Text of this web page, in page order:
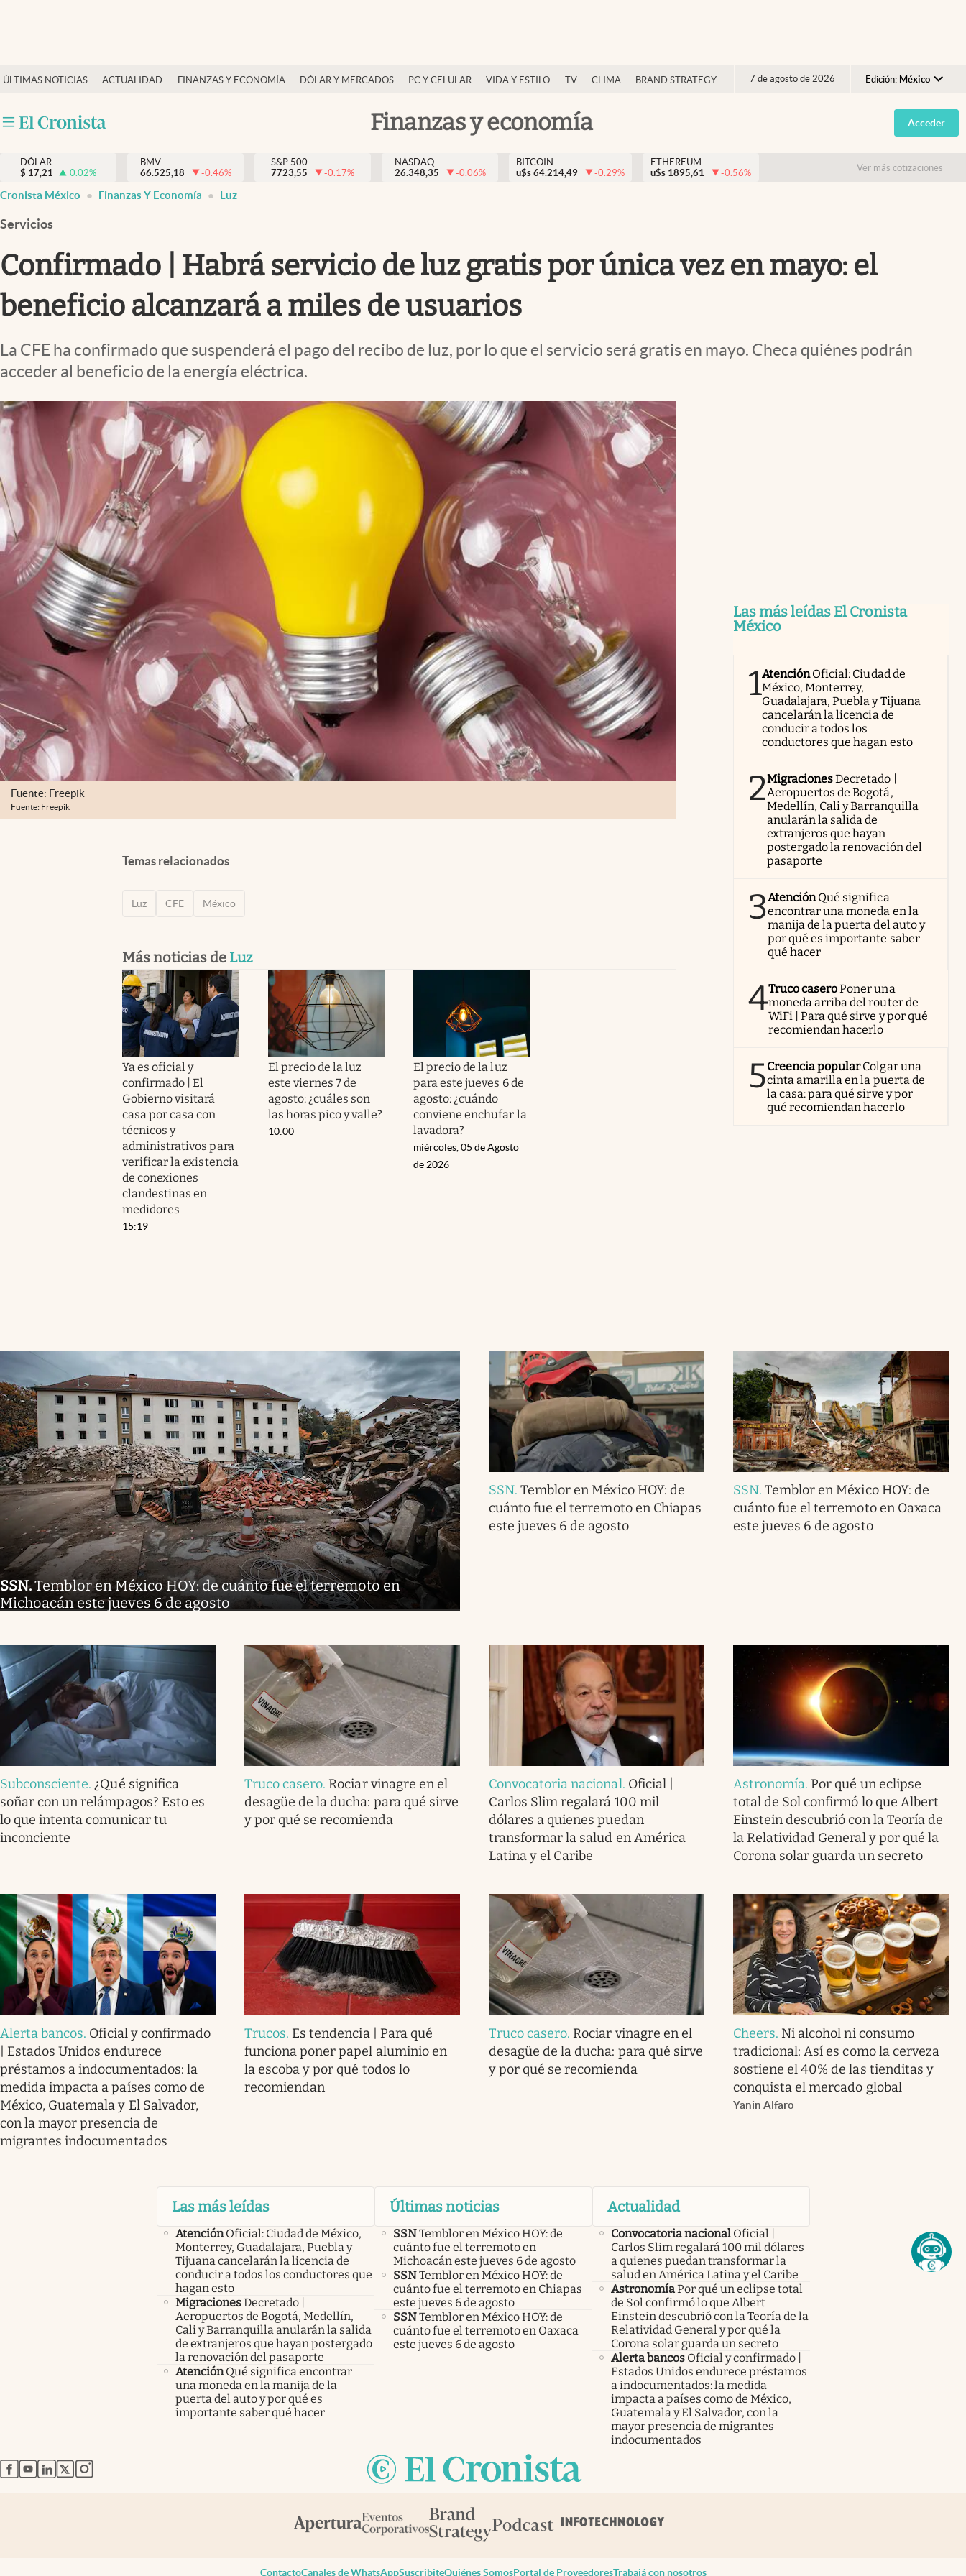
ÚLTIMAS NOTICIAS ACTUALIDAD FINANZAS Y ECONOMÍA DÓLAR Y MERCADOS PC Y CELULAR VIDA Y ESTILO TV CLIMA BRAND STRATEGY 7 de agosto de 2026 Edición: México
Argentina
España
USA
Finanzas y economía
Actualidad
Internacionales
Opinión
Brand Strategy
Vida y estilo
Tv
Espiritualidad
abre en nueva pestaña
Acceder
DÓLAR
$ 17,21 0.02%
BMV
66.525,18
-0.46%
S&P 500
7723,55
-0.17%
NASDAQ
26.348,35
-0.06%
BITCOIN
u$s 64.214,49 -0.29%
ETHEREUM
u$s 1895,61 -0.56% Ver más cotizaciones
Cronista México Finanzas Y Economía Luz
Servicios
Confirmado | Habrá servicio de luz gratis por única vez en mayo: el
beneficio alcanzará a miles de usuarios
La CFE ha confirmado que suspenderá el pago del recibo de luz, por lo que el servicio será gratis en mayo. Checa quiénes podrán
acceder al beneficio de la energía eléctrica.
Fuente: Freepik
Fuente: Freepik
Temas relacionados
Luz CFE México
Más noticias de Luz
Ya es oficial y
confirmado | El
Gobierno visitará
casa por casa con
técnicos y
administrativos para
verificar la existencia
de conexiones
clandestinas en
medidores
15:19
El precio de la luz
este viernes 7 de
agosto: ¿cuáles son
las horas pico y valle?
10:00
El precio de la luz
para este jueves 6 de
agosto: ¿cuándo
conviene enchufar la
lavadora?
miércoles, 05 de Agosto
de 2026
Las más leídas El Cronista
México
1AtenciónOficial: Ciudad de
México, Monterrey,
Guadalajara, Puebla y Tijuana
cancelarán la licencia de
conducir a todos los
conductores que hagan esto
2MigracionesDecretado |
Aeropuertos de Bogotá,
Medellín, Cali y Barranquilla
anularán la salida de
extranjeros que hayan
postergado la renovación del
pasaporte
3AtenciónQué significa
encontrar una moneda en la
manija de la puerta del auto y
por qué es importante saber
qué hacer
4Truco caseroPoner una
moneda arriba del router de
WiFi | Para qué sirve y por qué
recomiendan hacerlo
5Creencia popularColgar una
cinta amarilla en la puerta de
la casa: para qué sirve y por
qué recomiendan hacerlo
SSN.Temblor en México HOY: de cuánto fue el terremoto en
Michoacán este jueves 6 de agosto
SSN.Temblor en México HOY: de
cuánto fue el terremoto en Chiapas
este jueves 6 de agosto
SSN.Temblor en México HOY: de
cuánto fue el terremoto en Oaxaca
este jueves 6 de agosto
Subconsciente. ¿Qué significa
soñar con un relámpagos? Esto es
lo que intenta comunicar tu
inconciente
Truco casero. Rociar vinagre en el
desagüe de la ducha: para qué sirve
y por qué se recomienda
Convocatoria nacional. Oficial |
Carlos Slim regalará 100 mil
dólares a quienes puedan
transformar la salud en América
Latina y el Caribe
Astronomía. Por qué un eclipse
total de Sol confirmó lo que Albert
Einstein descubrió con la Teoría de
la Relatividad General y por qué la
Corona solar guarda un secreto
Alerta bancos. Oficial y confirmado
| Estados Unidos endurece
préstamos a indocumentados: la
medida impacta a países como de
México, Guatemala y El Salvador,
con la mayor presencia de
migrantes indocumentados
Trucos. Es tendencia | Para qué
funciona poner papel aluminio en
la escoba y por qué todos lo
recomiendan
Truco casero. Rociar vinagre en el
desagüe de la ducha: para qué sirve
y por qué se recomienda
Cheers. Ni alcohol ni consumo
tradicional: Así es como la cerveza
sostiene el 40% de las tienditas y
conquista el mercado global
Yanin Alfaro
Las más leídas
Atención Oficial: Ciudad de México,
Monterrey, Guadalajara, Puebla y
Tijuana cancelarán la licencia de
conducir a todos los conductores que
hagan esto
MigracionesDecretado |
Aeropuertos de Bogotá, Medellín,
Cali y Barranquilla anularán la salida
de extranjeros que hayan postergado
la renovación del pasaporte
Atención Qué significa encontrar
una moneda en la manija de la
puerta del auto y por qué es
importante saber qué hacer
Últimas noticias
SSNTemblor en México HOY: de
cuánto fue el terremoto en
Michoacán este jueves 6 de agosto
SSNTemblor en México HOY: de
cuánto fue el terremoto en Chiapas
este jueves 6 de agosto
SSNTemblor en México HOY: de
cuánto fue el terremoto en Oaxaca
este jueves 6 de agosto
Actualidad
Convocatoria nacional Oficial |
Carlos Slim regalará 100 mil dólares
a quienes puedan transformar la
salud en América Latina y el Caribe
AstronomíaPor qué un eclipse total
de Sol confirmó lo que Albert
Einstein descubrió con la Teoría de la
Relatividad General y por qué la
Corona solar guarda un secreto
Alerta bancos Oficial y confirmado |
Estados Unidos endurece préstamos
a indocumentados: la medida
impacta a países como de México,
Guatemala y El Salvador, con la
mayor presencia de migrantes
indocumentados
abre en nueva pestaña
abre en nueva pestaña
abre en nueva pestaña
abre en nueva pestaña
abre en nueva pestaña
ContactoCanales de WhatsAppSuscribiteQuiénes SomosPortal de ProveedoresTrabajá con nosotros